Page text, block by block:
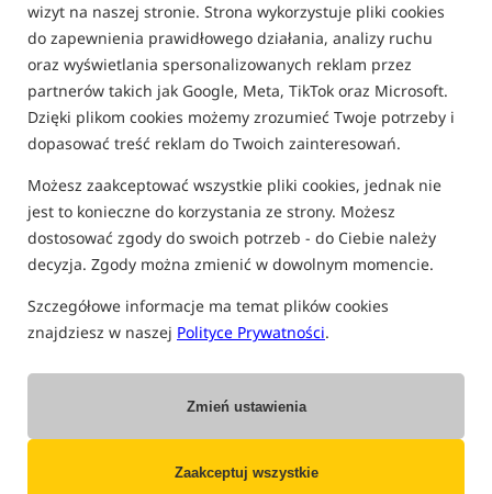
wizyt na naszej stronie. Strona wykorzystuje pliki cookies
do zapewnienia prawidłowego działania, analizy ruchu
oraz wyświetlania spersonalizowanych reklam przez
partnerów takich jak Google, Meta, TikTok oraz Microsoft.
Dzięki plikom cookies możemy zrozumieć Twoje potrzeby i
dopasować treść reklam do Twoich zainteresowań.
Możesz zaakceptować wszystkie pliki cookies, jednak nie
jest to konieczne do korzystania ze strony. Możesz
dostosować zgody do swoich potrzeb - do Ciebie należy
decyzja. Zgody można zmienić w dowolnym momencie.
Szczegółowe informacje ma temat plików cookies
znajdziesz w naszej Polityce Prywatności.
Zmień ustawienia
Zaakceptuj wszystkie
tylko produkty na"naszym magazynie"
Opcja Cena PLN
724.99
Min. cena z 30 dni: